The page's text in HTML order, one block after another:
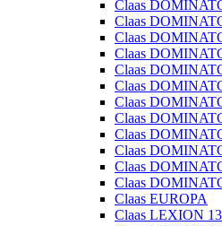
Claas
Claas
Claas
Claas
Claas
Claas
Claas
Claas
Claas
Claas
Claas
Claas
Claas EUROPA
Claas LEXION